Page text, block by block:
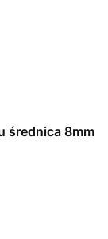
średnica 8mm